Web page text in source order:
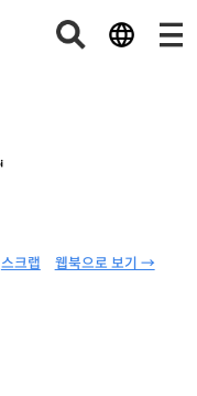
웹북으로 보기 →
스크랩